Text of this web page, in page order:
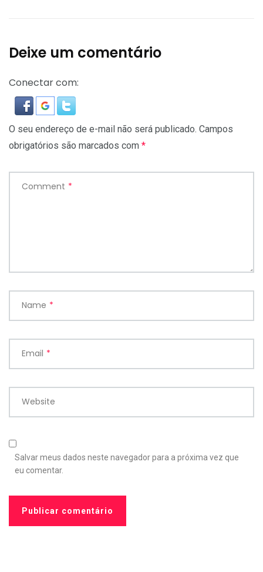
Deixe um comentário
Conectar com:
O seu endereço de e-mail não será publicado. Campos
obrigatórios são marcados com *
Comment *
Name *
Email *
Website
Salvar meus dados neste navegador para a próxima vez que
eu comentar.